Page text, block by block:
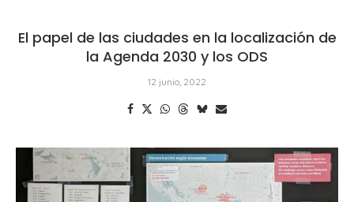
El papel de las ciudades en la localización de
la Agenda 2030 y los ODS
12 junio, 2022